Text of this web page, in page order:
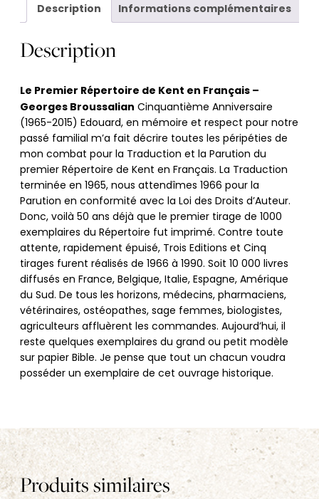
Description Informations complémentaires
Description
Le Premier Répertoire de Kent en Français –
Georges Broussalian Cinquantième Anniversaire
(1965-2015) Edouard, en mémoire et respect pour notre
passé familial m’a fait décrire toutes les péripéties de
mon combat pour la Traduction et la Parution du
premier Répertoire de Kent en Français. La Traduction
terminée en 1965, nous attendîmes 1966 pour la
Parution en conformité avec la Loi des Droits d’Auteur.
Donc, voilà 50 ans déjà que le premier tirage de 1000
exemplaires du Répertoire fut imprimé. Contre toute
attente, rapidement épuisé, Trois Editions et Cinq
tirages furent réalisés de 1966 à 1990. Soit 10 000 livres
diffusés en France, Belgique, Italie, Espagne, Amérique
du Sud. De tous les horizons, médecins, pharmaciens,
vétérinaires, ostéopathes, sage femmes, biologistes,
agriculteurs affluèrent les commandes. Aujourd’hui, il
reste quelques exemplaires du grand ou petit modèle
sur papier Bible. Je pense que tout un chacun voudra
posséder un exemplaire de cet ouvrage historique.
Produits similaires